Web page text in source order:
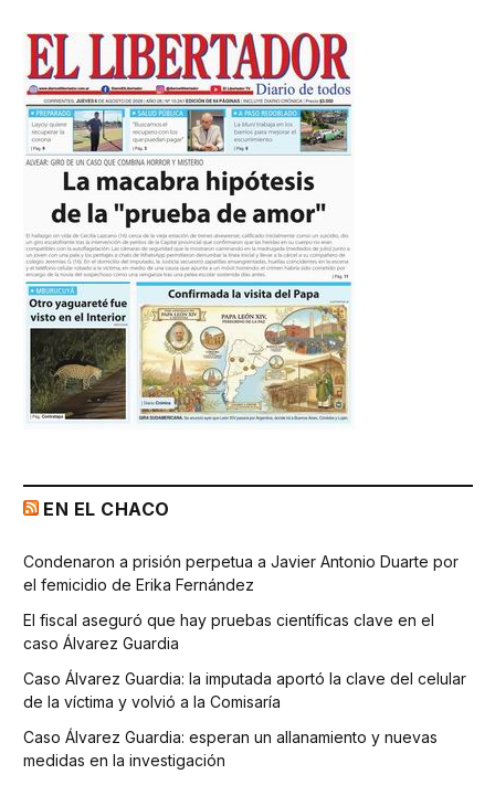
EN EL CHACO
Condenaron a prisión perpetua a Javier Antonio Duarte por
el femicidio de Erika Fernández
El fiscal aseguró que hay pruebas científicas clave en el
caso Álvarez Guardia
Caso Álvarez Guardia: la imputada aportó la clave del celular
de la víctima y volvió a la Comisaría
Caso Álvarez Guardia: esperan un allanamiento y nuevas
medidas en la investigación